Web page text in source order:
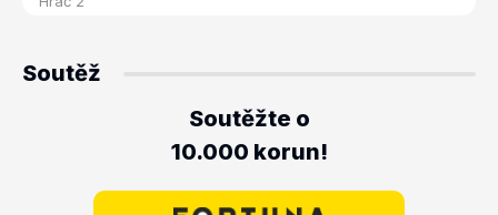
Soutěž
Soutěžte o
10.000 korun!